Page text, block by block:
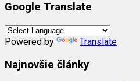
Google Translate
Powered by Translate
Najnovšie články